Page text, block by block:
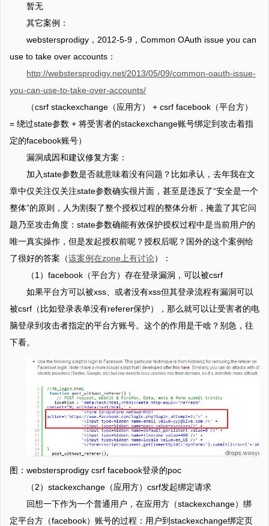
暂无
其它案例：
webstersprodigy，2012-5-9，Common OAuth issue you can
use to take over accounts：
http://webstersprodigy.net/2013/05/09/common-oauth-issue-
you-can-use-to-take-over-accounts/
（csrf stackexchange（应用方） + csrf facebook（平台方）
= 绕过state参数 + 将受害者的stackexchange账号绑定到攻击着指
定的facebook账号）
漏洞成因和建议修复方案：
加入state参数是否就意味着没有问题？比如承认，去年我在文
章中仅关注仅关注state参数确实很片面，甚至是违反了“安全是一个
整体”的原则，人为割裂了整个授权过程的整体分析，掩盖了其它问
题乃至攻击角度：state参数确能有效保护授权过程中是当前用户的
唯一真实操作，但是发起授权前呢？授权后呢？国外的这个案例给
了很好的答案（该案例在zone上有讨论）：
（1）facebook（平台方）存在登录漏洞，可以被csrf
如果平台方可以被xss、或者没有xss但其登录流程有漏洞可以
被csrf（比如登录表单没有referer保护），那么就可以让受害者的电
脑登录到攻击者指定的平台方账号。这个的作用是干啥？别急，往
下看。
图：webstersprodigy csrf facebook登录的poc
（2）stackexchange（应用方）csrf发起绑定请求
回想一下作为一个普通用户，在应用方（stackexchange）绑
定平台方（facebook）账号的过程：用户到stackexchange绑定页